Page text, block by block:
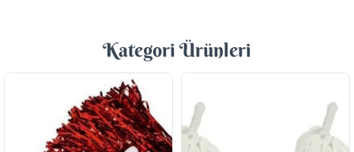
Kategori Ürünleri